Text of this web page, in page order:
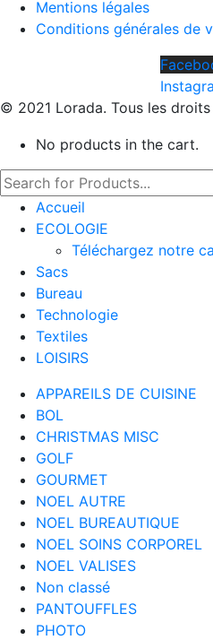
Mentions légales
Conditions générales de
© 2021 Lorada. Tous les
No products in the cart.
Accueil
ECOLOGIE
Téléchargez notre
Sacs
Bureau
Technologie
Textiles
LOISIRS
APPAREILS DE CUISINE
BOL
CHRISTMAS MISC
GOLF
GOURMET
NOEL AUTRE
NOEL BUREAUTIQUE
NOEL SOINS CORPOREL
NOEL VALISES
Non classé
PANTOUFFLES
PHOTO